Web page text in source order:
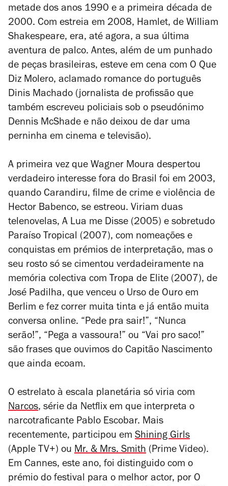
metade dos anos 1990 e a primeira década de
2000. Com estreia em 2008, Hamlet, de William
Shakespeare, era, até agora, a sua última
aventura de palco. Antes, além de um punhado
de peças brasileiras, esteve em cena com O Que
Diz Molero, aclamado romance do português
Dinis Machado (jornalista de profissão que
também escreveu policiais sob o pseudónimo ​​
Dennis McShade e não deixou de dar uma
perninha em cinema e televisão).
A primeira vez que Wagner Moura despertou
verdadeiro interesse fora do Brasil foi em 2003,
quando Carandiru, filme de crime e violência de
Hector Babenco, se estreou. Viriam duas
telenovelas, A Lua me Disse (2005) e sobretudo
Paraíso Tropical (2007), com nomeações e
conquistas em prémios de interpretação, mas o
seu rosto só se cimentou verdadeiramente na
memória colectiva com Tropa de Elite (2007), de
José Padilha, que venceu o Urso de Ouro em
Berlim e fez correr muita tinta e já então muita
conversa online. “Pede pra sair!”, “Nunca
serão!”, “Pega a vassoura!” ou “Vai pro saco!”
são frases que ouvimos do Capitão Nascimento
que ainda ecoam.
O estrelato à escala planetária só viria com
Narcos, série da Netflix em que interpreta o
narcotraficante Pablo Escobar. Mais
recentemente, participou em Shining Girls
(Apple TV+) ou Mr. & Mrs. Smith (Prime Video).
Em Cannes, este ano, foi distinguido com o
prémio do festival para o melhor actor, por O